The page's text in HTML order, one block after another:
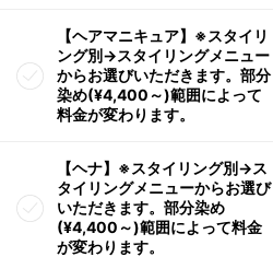
【ヘアマニキュア】※スタイリ
ング別→スタイリングメニュー
からお選びいただきます。部分
染め(¥4,400～)範囲によって
料金が変わります。
【ヘナ】※スタイリング別→ス
タイリングメニューからお選び
いただきます。部分染め
(¥4,400～)範囲によって料金
が変わります。